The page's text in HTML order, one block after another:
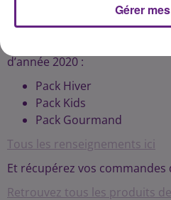
d’année 2020 :
Pack Hiver
Pack Kids
Pack Gourmand
Tous les renseignements ici
Et récupérez vos commandes
Retrouvez tous les produits
Gérer